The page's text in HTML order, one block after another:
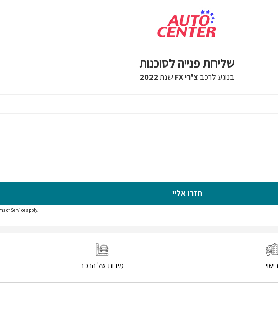
שליחת פנייה לסוכנות
בנוגע לרכב צ'רי FX שנת2022
חזרו אליי
of Serviceapply.
רישוי מידות של הרכב